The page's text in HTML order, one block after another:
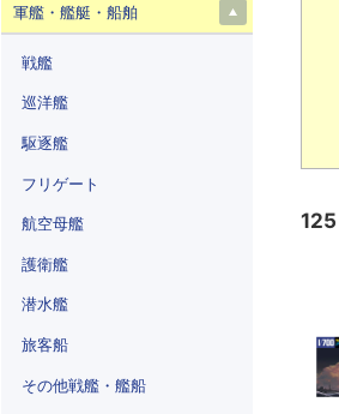
125
軍艦・艦艇・船舶
戦艦
巡洋艦
駆逐艦
フリゲート
航空母艦
護衛艦
潜水艦
旅客船
その他戦艦・艦船